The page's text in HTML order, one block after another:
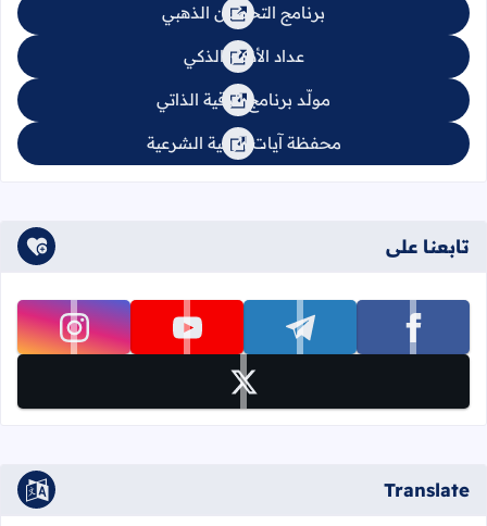
برنامج التحصين الذهبي
عداد الأذكار الذكي
مولّد برنامج الرقية الذاتي
محفظة آيات الرقية الشرعية
تابعنا على
تابعنا على facebook تابعنا على telegram تابعنا على youtube تابعنا على instagram
تابعنا على x
Translate